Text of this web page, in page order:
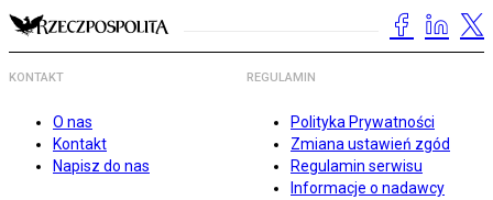
KONTAKT
O nas
Kontakt
Napisz do nas
REGULAMIN
Polityka Prywatności
Zmiana ustawień zgód
Regulamin serwisu
Informacje o nadawcy